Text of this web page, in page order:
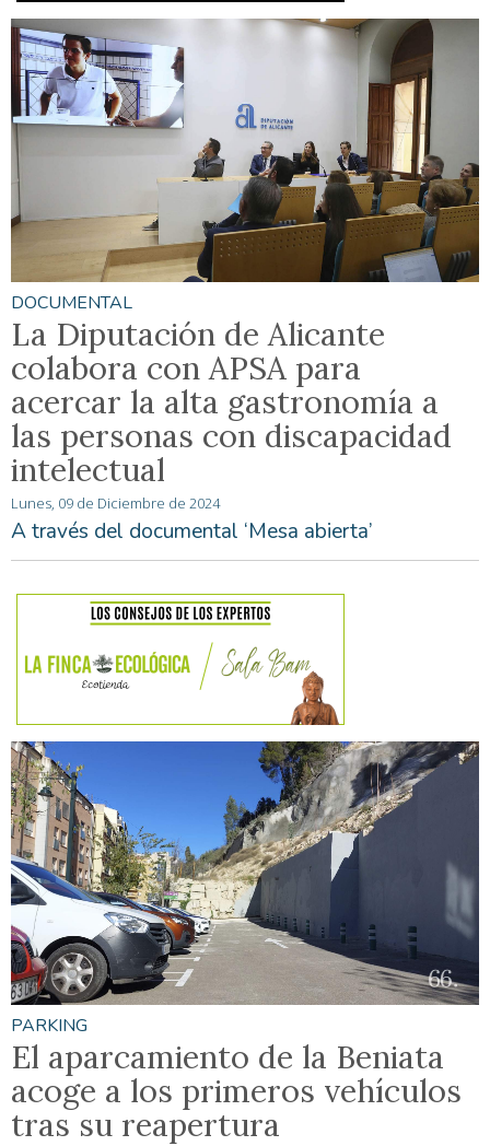
DOCUMENTAL
La Diputación de Alicante
colabora con APSA para
acercar la alta gastronomía a
las personas con discapacidad
intelectual
Lunes, 09 de Diciembre de 2024
A través del documental ‘Mesa abierta’
PARKING
El aparcamiento de la Beniata
acoge a los primeros vehículos
tras su reapertura